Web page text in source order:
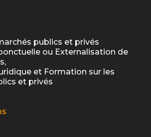
publics et privés
ou Externalisation de
et Formation sur les
et privés